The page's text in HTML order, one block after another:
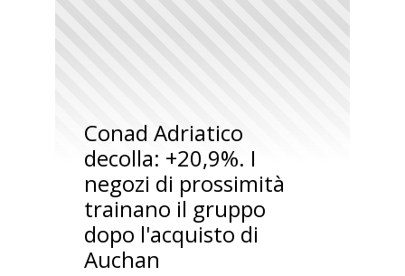
Conad Adriatico
decolla: +20,9%. I
negozi di prossimità
trainano il gruppo
dopo l'acquisto di
Auchan